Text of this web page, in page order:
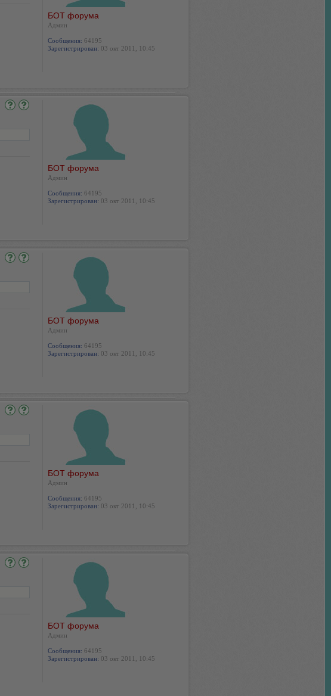
БОТ форума
Админ
Сообщения: 64195
Зарегистрирован: 03 окт 2011, 10:45
БОТ форума
Админ
Сообщения: 64195
Зарегистрирован: 03 окт 2011, 10:45
БОТ форума
Админ
Сообщения: 64195
Зарегистрирован: 03 окт 2011, 10:45
БОТ форума
Админ
Сообщения: 64195
Зарегистрирован: 03 окт 2011, 10:45
БОТ форума
Админ
Сообщения: 64195
Зарегистрирован: 03 окт 2011, 10:45